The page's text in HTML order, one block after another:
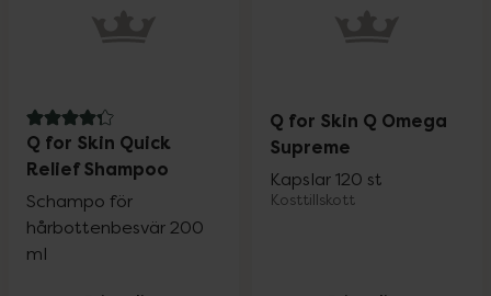
4.3 av 5 i omdöme
Q for Skin Quick
Relief Shampoo
Schampo för
hårbottenbesvär 200
ml
Q for Skin Q Omega
Supreme
Kapslar 120 st
Kosttillskott